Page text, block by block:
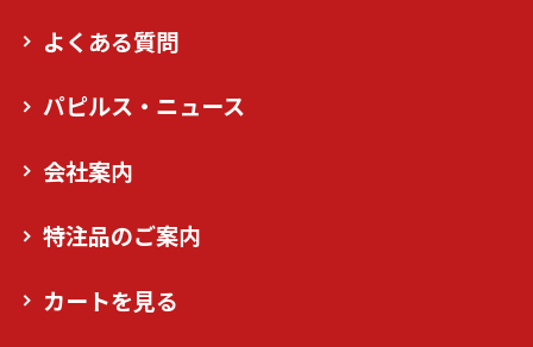
よくある質問
パピルス・ニュース
会社案内
特注品のご案内
カートを見る